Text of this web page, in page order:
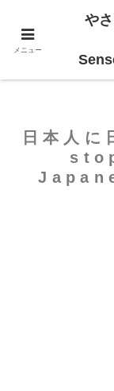
For
日本人
メニュー
や